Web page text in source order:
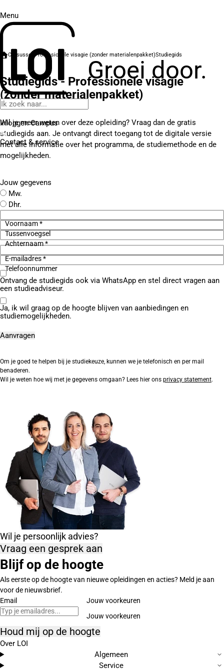
Menu
Groei door.
Inloggen Campus
Contact& service
Cursussen Professionele visagie (zonder materialenpakket)Studiegids
Studiegids - Professionele visagie
(zonder materialenpakket)
Wil je meer weten over deze opleiding? Vraag dan de gratis
studiegids aan. Je ontvangt direct toegang tot de digitale versie
met alle informatie over het programma, de studiemethode en de
mogelijkheden.
Jouw gegevens
Mw.
Dhr.
Voornaam *
Tussenvoegsel
Achternaam *
E-mailadres *
Telefoonnummer
Ontvang de studiegids ook via WhatsApp en stel direct vragen aan
een studieadviseur.
Ja, ik wil graag op de hoogte blijven van aanbiedingen en
studiemogelijkheden.
Om je goed te helpen bij je studiekeuze, kunnen we je telefonisch en per mail
benaderen.
Wil je weten hoe wij met je gegevens omgaan? Lees hier ons privacy statement.
Wil je persoonlijk advies?
Vraag een gesprek aan
Blijf op de hoogte
Als eerste op de hoogte van nieuwe opleidingen en acties? Meld je aan
voor de nieuwsbrief.
Email
Jouw voorkeuren
Houd mij op de hoogte
Over LOI
Algemeen
Service